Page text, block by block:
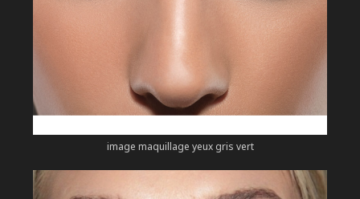
image maquillage yeux gris vert